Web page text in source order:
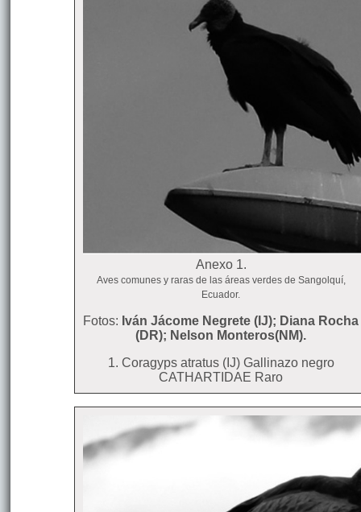
Anexo 1.
Aves comunes y raras de las áreas verdes de Sangolquí,
Ecuador.
Fotos: Iván Jácome Negrete (IJ); Diana Rocha
(DR); Nelson Monteros(NM).
1. Coragyps atratus (IJ) Gallinazo negro
CATHARTIDAE Raro